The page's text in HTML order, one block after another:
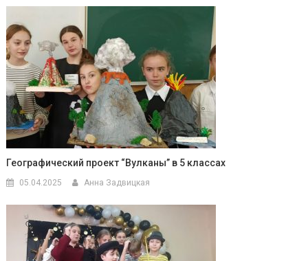
Географический проект “Вулканы” в 5 классах
05.04.2025 Анна Задвицкая